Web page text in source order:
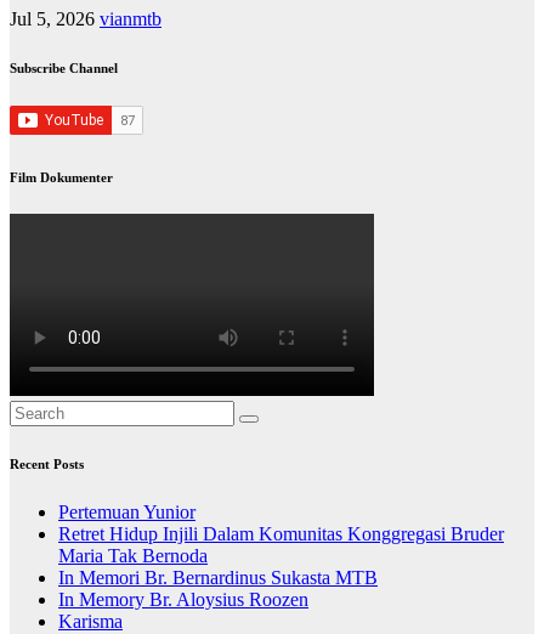
Jul 5, 2026 vianmtb
Subscribe Channel
Film Dokumenter
Recent Posts
Pertemuan Yunior
Retret Hidup Injili Dalam Komunitas Konggregasi Bruder
Maria Tak Bernoda
In Memori Br. Bernardinus Sukasta MTB
In Memory Br. Aloysius Roozen
Karisma